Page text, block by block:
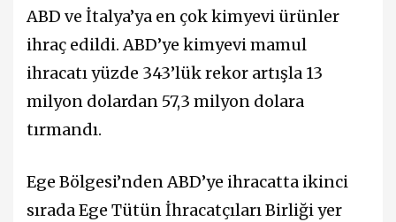
ABD ve İtalya’ya en çok kimyevi ürünler
ihraç edildi. ABD’ye kimyevi mamul
ihracatı yüzde 343’lük rekor artışla 13
milyon dolardan 57,3 milyon dolara
tırmandı.
Ege Bölgesi’nden ABD’ye ihracatta ikinci
sırada Ege Tütün İhracatçıları Birliği yer